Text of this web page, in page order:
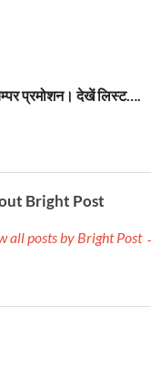
प्रमोशन। देखें लिस्ट….
Bright Post
all posts by Bright Post